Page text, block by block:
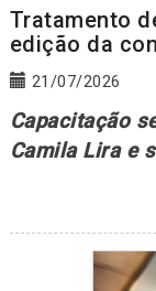
Tratamento
edição da
21/07/2026
Capacitação
Camila Lira e